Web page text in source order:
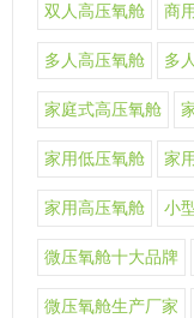
双人高压氧舱 商
多人高压氧舱 多
家庭式高压氧舱
家用低压氧舱 家
家用高压氧舱 小
微压氧舱十大品牌
微压氧舱生产厂家